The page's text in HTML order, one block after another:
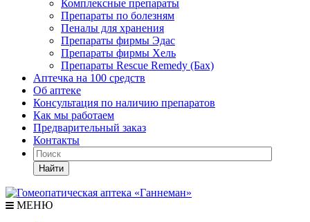
Комплексные препараты
Препараты по болезням
Пеналы для хранения
Препараты фирмы Эдас
Препараты фирмы Хель
Препараты Rescue Remedy (Бах)
Аптечка на 100 средств
Об аптеке
Консультация по наличию препаратов
Как мы работаем
Предварительный заказ
Контакты
Найти
МЕНЮ